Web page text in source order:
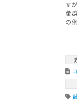
す
彙
の
と
動
傘
利